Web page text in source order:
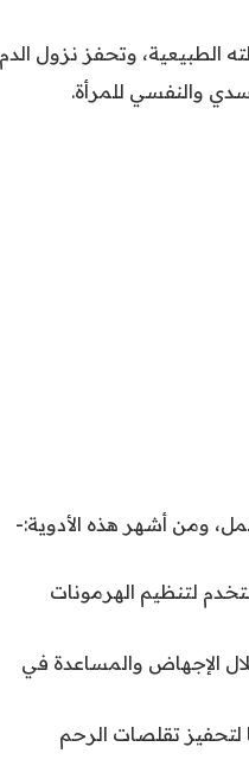
الطبيعية، وتحفز نزول الدم
والنفسي للمرأة.
ومن أشهر هذه الأدوية:-
لتنظيم الهرمونات
الإجهاض والمساعدة في
لتحفيز تقلصات الرحم